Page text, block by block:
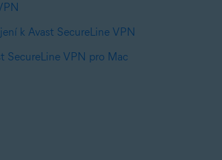
k Avast SecureLine VPN
SecureLine VPN pro Mac